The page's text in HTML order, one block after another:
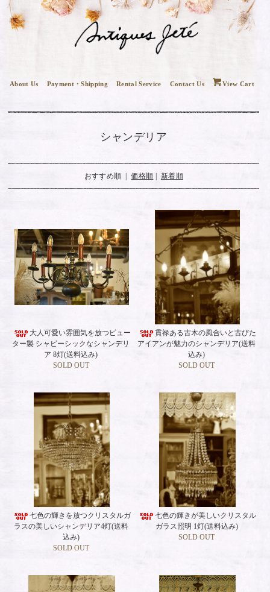
About Us Payment・Shipping Rental Service Contact Us View Cart
シャンデリア
おすすめ順 |価格順 新着順
大人可愛い雰囲気を放つピュー
ター製 シャビーシックなシャンデリ
ア 8灯(送料込み)
SOLD OUT
貫禄ある古木の風合いと古びた
アイアンが魅力のシャンデリア(送料
込み)
SOLD OUT
七色の輝きを放つクリスタルガ
ラスの美しいシャンデリア4灯(送料
込み)
SOLD OUT
七色の輝きが美しいクリスタル
ガラス照明 1灯(送料込み)
SOLD OUT